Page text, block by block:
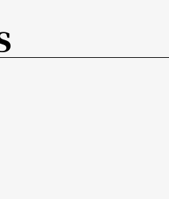
具运用与神秘人的出
者对其抚摸与亲吻的亲密
物件；横隔上下舞台的把